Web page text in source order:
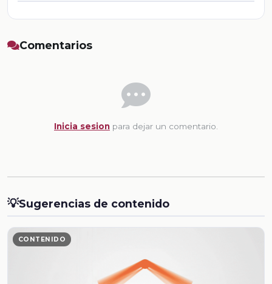
Comentarios
Inicia sesion para dejar un comentario.
💡Sugerencias de contenido
CONTENIDO